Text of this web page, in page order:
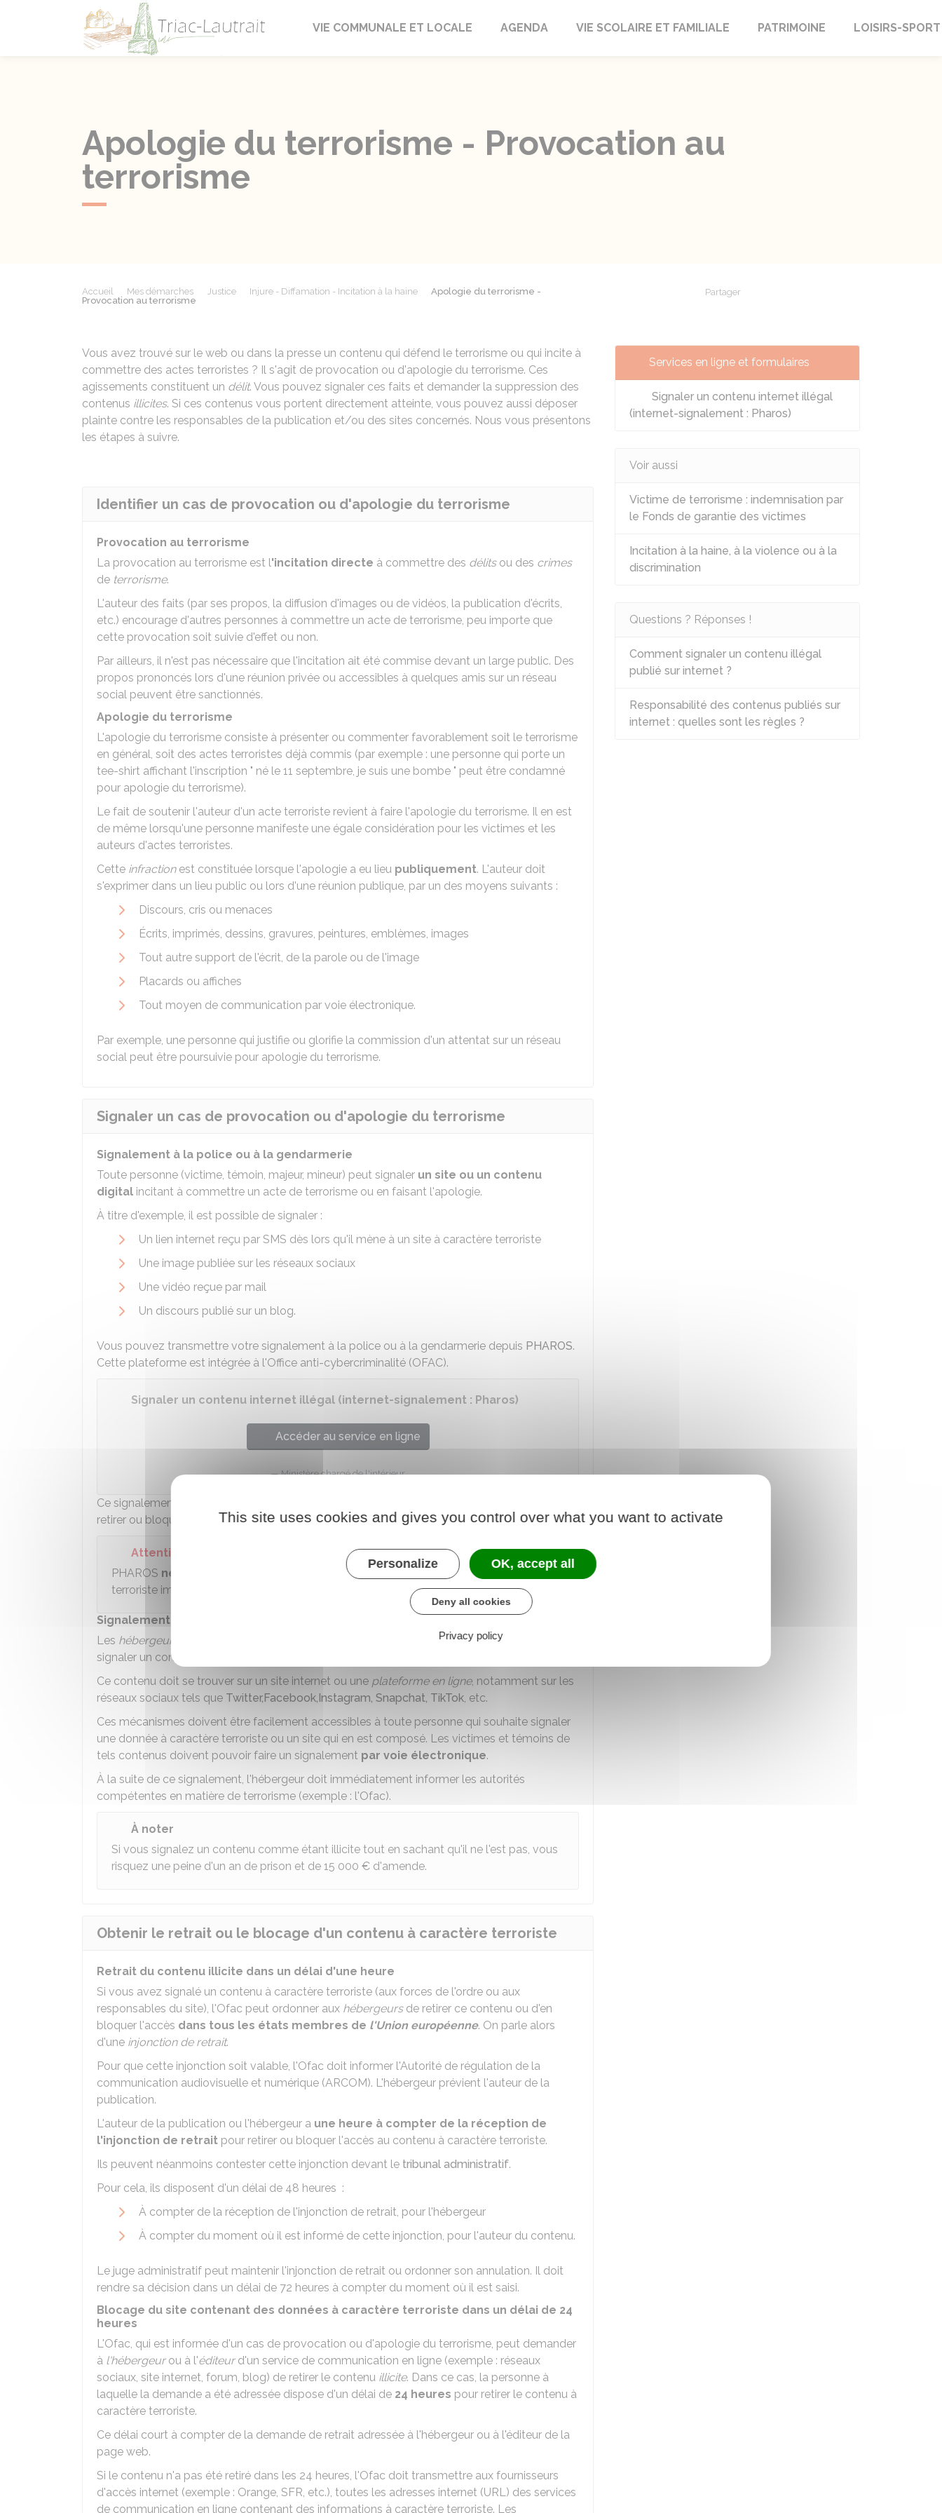
Triac-Lautrait
VIE COMMUNALE ET LOCALE AGENDA VIE SCOLAIRE ET FAMILIALE PATRIMOINE LOISIRS-SPORT
Apologie du terrorisme - Provocation au
terrorisme
Accueil Mes démarches Justice Injure - Diffamation - Incitation à la haine
Apologie du terrorisme -
Provocation au terrorisme
Partager
Vous avez trouvé sur le web ou dans la presse un contenu qui défend le terrorisme ou qui incite à
commettre des actes terroristes ? Il s'agit de provocation ou d'apologie du terrorisme. Ces
agissements constituent un délit. Vous pouvez signaler ces faits et demander la suppression des
contenus illicites. Si ces contenus vous portent directement atteinte, vous pouvez aussi déposer
plainte contre les responsables de la publication et/ou des sites concernés. Nous vous présentons
les étapes à suivre.
Identifier un cas de provocation ou d'apologie du terrorisme
Provocation au terrorisme
La provocation au terrorisme est l'incitation directe à commettre des délitsou des crimes
de terrorisme.
L'auteur des faits (par ses propos, la diffusion d'images ou de vidéos, la publication d'écrits,
etc.) encourage d'autres personnes à commettre un acte de terrorisme, peu importe que
cette provocation soit suivie d'effet ou non.
Par ailleurs, il n'est pas nécessaire que l'incitation ait été commise devant un large public. Des
propos prononcés lors d'une réunion privée ou accessibles à quelques amis sur un réseau
social peuvent être sanctionnés.
Apologie du terrorisme
L'apologie du terrorisme consiste à présenter ou commenter favorablement soit le terrorisme
en général, soit des actes terroristes déjà commis (par exemple : une personne qui porte un
tee-shirt affichant l'inscription " né le 11 septembre, je suis une bombe " peut être condamné
pour apologie du terrorisme).
Le fait de soutenir l'auteur d'un acte terroriste revient à faire l'apologie du terrorisme. Il en est
de même lorsqu'une personne manifeste une égale considération pour les victimes et les
auteurs d'actes terroristes.
Cette infractionest constituée lorsque l'apologie a eu lieu publiquement. L'auteur doit
s'exprimer dans un lieu public ou lors d'une réunion publique, par un des moyens suivants :
Discours, cris ou menaces
Écrits, imprimés, dessins, gravures, peintures, emblèmes, images
Tout autre support de l'écrit, de la parole ou de l'image
Placards ou affiches
Tout moyen de communication par voie électronique.
Par exemple, une personne qui justifie ou glorifie la commission d'un attentat sur un réseau
social peut être poursuivie pour apologie du terrorisme.
Signaler un cas de provocation ou d'apologie du terrorisme
Signalement à la police ou à la gendarmerie
Toute personne (victime, témoin, majeur, mineur) peut signaler un site ou un contenu
digital incitant à commettre un acte de terrorisme ou en faisant l'apologie.
À titre d'exemple, il est possible de signaler :
Un lien internet reçu par SMS dès lors qu'il mène à un site à caractère terroriste
Une image publiée sur les réseaux sociaux
Une vidéo reçue par mail
Un discours publié sur un blog.
Vous pouvez transmettre votre signalement à la police ou à la gendarmerie depuis PHAROS.
Cette plateforme est intégrée à l'Office anti-cybercriminalité (OFAC).
Signaler un contenu internet illégal (internet-signalement : Pharos)
Accéder au service en ligne
Ministère chargé de l'intérieur
Ce signalement peut notamment permettre à l'
retirer ou bloquer l'accès au contenu à caractère terroriste.
Attention
PHAROS ne traite pas les cas urgents
. En cas d'urgence (exemple : menace
terroriste imminente), vous pouvez contacter la
police ou la gendarmerie au 17.
Signalement à l'hébergeur ou au responsable d'une plateforme en ligne
Les hébergeurs
doivent proposer aux internautes des mécanismes leur permettant de
signaler un contenu qu'ils considèrent comme
Ce contenu doit se trouver sur un site internet ou une plateforme en ligne, notamment sur les
réseaux sociaux tels que Twitter,Facebook,Instagram, Snapchat, TikTok, etc.
Ces mécanismes doivent être facilement accessibles à toute personne qui souhaite signaler
une donnée à caractère terroriste ou un site qui en est composé. Les victimes et témoins de
tels contenus doivent pouvoir faire un signalement par voie électronique.
À la suite de ce signalement, l'hébergeur doit immédiatement informer les autorités
compétentes en matière de terrorisme (exemple : l'Ofac).
À noter
Si vous signalez un contenu comme étant illicite tout en sachant qu'il ne l'est pas, vous
risquez une peine d'un an de prison et de 15 000 € d'amende.
Obtenir le retrait ou le blocage d'un contenu à caractère terroriste
Retrait du contenu illicite dans un délai d'une heure
Si vous avez signalé un contenu à caractère terroriste (aux forces de l'ordre ou aux
responsables du site), l'Ofac peut ordonner aux hébergeursde retirer ce contenu ou d'en
bloquer l'accès dans tous les états membres de l'Union européenne. On parle alors
d'une injonction de retrait.
Pour que cette injonction soit valable, l'Ofac doit informer l'Autorité de régulation de la
communication audiovisuelle et numérique (ARCOM). L'hébergeur prévient l'auteur de la
publication.
L'auteur de la publication ou l'hébergeur a une heure à compter de la réception de
l'injonction de retrait pour retirer ou bloquer l'accès au contenu à caractère terroriste.
Ils peuvent néanmoins contester cette injonction devant le tribunal administratif.
Pour cela, ils disposent d'un délai de 48 heures :
À compter de la réception de l'injonction de retrait, pour l'hébergeur
À compter du moment où il est informé de cette injonction, pour l'auteur du contenu.
Le juge administratif peut maintenir l'injonction de retrait ou ordonner son annulation. Il doit
rendre sa décision dans un délai de 72 heures à compter du moment où il est saisi.
Blocage du site contenant des données à caractère terroriste dans un délai de 24
heures
L'Ofac, qui est informée d'un cas de provocation ou d'apologie du terrorisme, peut demander
à l'hébergeurou à l'éditeurd'un service de communication en ligne (exemple : réseaux
sociaux, site internet, forum, blog) de retirer le contenu illicite. Dans ce cas, la personne à
laquelle la demande a été adressée dispose d'un délai de 24 heures pour retirer le contenu à
caractère terroriste.
Ce délai court à compter de la demande de retrait adressée à l'hébergeur ou à l'éditeur de la
page web.
Si le contenu n'a pas été retiré dans les 24 heures, l'Ofac doit transmettre aux fournisseurs
d'accès internet (exemple : Orange, SFR, etc.), toutes les adresses internet (URL) des services
de communication en ligne contenant des informations à caractère terroriste. Les
Services en ligne et formulaires
Signaler un contenu internet illégal
(internet-signalement : Pharos)
Voir aussi
Victime de terrorisme : indemnisation par
le Fonds de garantie des victimes
Incitation à la haine, à la violence ou à la
discrimination
Questions ? Réponses !
Comment signaler un contenu illégal
publié sur internet ?
Responsabilité des contenus publiés sur
internet : quelles sont les règles ?
This site uses cookies and gives you control over what you want to activate
Personalize OK, accept all
Deny all cookies
Privacy policy